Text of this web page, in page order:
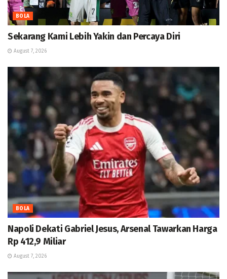
BOLA
Sekarang Kami Lebih Yakin dan Percaya Diri
August 7, 2026
BOLA
Napoli Dekati Gabriel Jesus, Arsenal Tawarkan Harga
Rp 412,9 Miliar
August 7, 2026